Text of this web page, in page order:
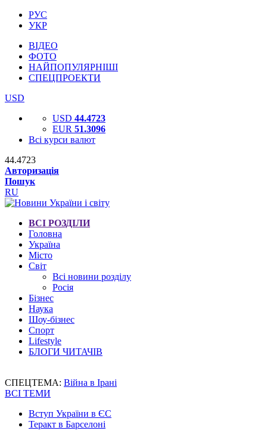
РУС
УКР
ВІДЕО
ФОТО
НАЙПОПУЛЯРНІШІ
СПЕЦПРОЕКТИ
USD
USD 44.4723
EUR 51.3096
Всі курси валют
44.4723
Авторизація
Пошук
RU
ВСІ РОЗДІЛИ
Головна
Україна
Місто
Світ
Всі новини розділу
Росія
Бізнес
Наука
Шоу-бізнес
Спорт
Lifestyle
БЛОГИ ЧИТАЧІВ
СПЕЦТЕМА: Війна в Ірані
ВСІ ТЕМИ
Вступ України в ЄС
Теракт в Барселоні